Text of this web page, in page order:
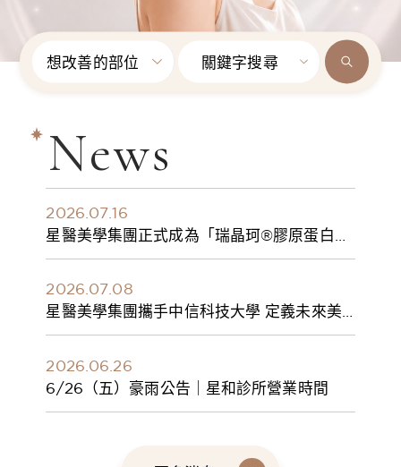
想改善的部位 關鍵字搜尋
News
2026.07.16
星醫美學集團正式成為「瑞晶珂®膠原蛋白植
入劑」台灣獨家總代理
2026.07.08
星醫美學集團攜手中信科技大學 定義未來美
學人才新標準 建構健康美學產學共育模式 串
2026.06.26
6/26（五）豪雨公告｜星和診所營業時間